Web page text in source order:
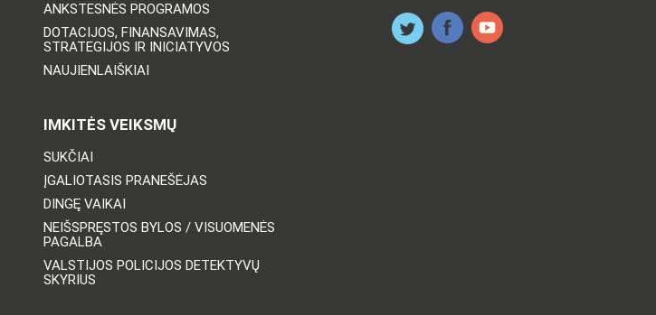
ANKSTESNĖS PROGRAMOS
DOTACIJOS, FINANSAVIMAS,
STRATEGIJOS IR INICIATYVOS
NAUJIENLAIŠKIAI
IMKITĖS VEIKSMŲ
SUKČIAI
ĮGALIOTASIS PRANEŠĖJAS
DINGĘ VAIKAI
NEIŠSPRĘSTOS BYLOS / VISUOMENĖS
PAGALBA
VALSTIJOS POLICIJOS DETEKTYVŲ
SKYRIUS